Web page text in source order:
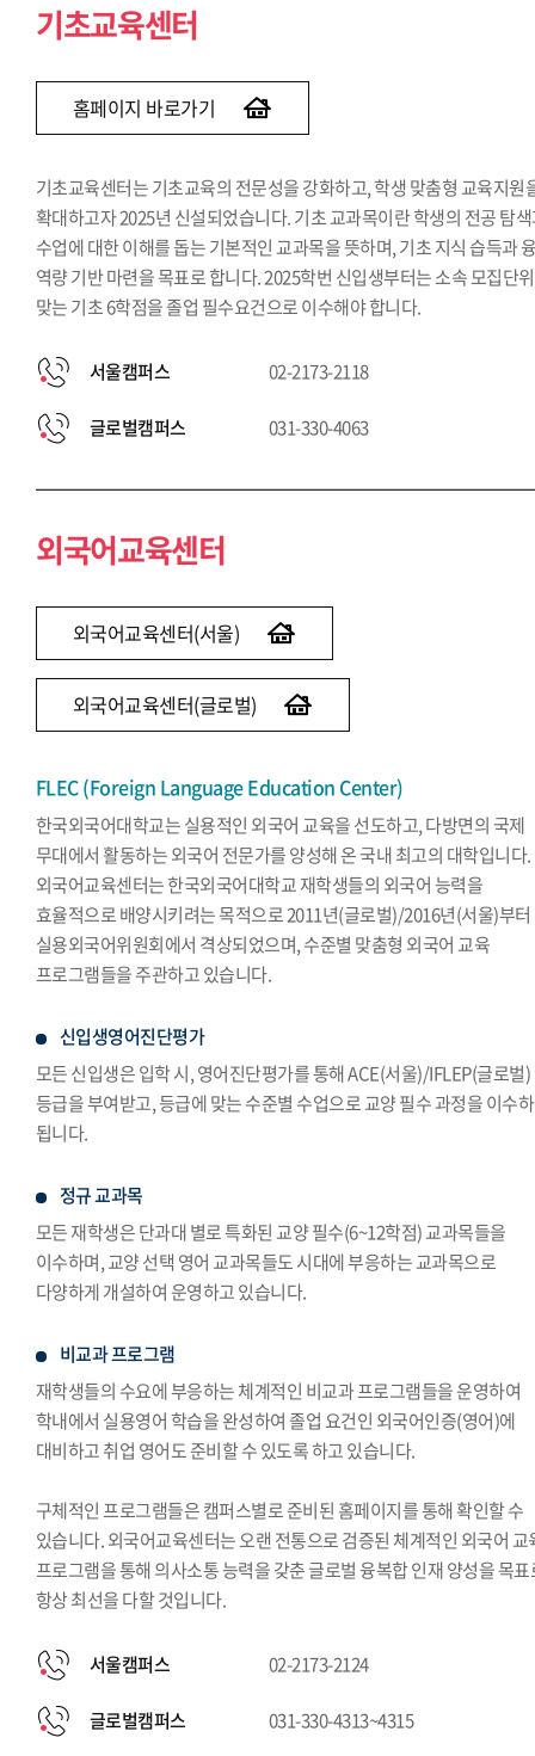
기초교육센터
홈페이지 바로가기
기초교육센터는 기초교육의 전문성을 강화하고, 학생 맞춤형 교육지원
확대하고자 2025년 신설되었습니다. 기초 교과목이란 학생의 전공 탐
수업에 대한 이해를 돕는 기본적인 교과목을 뜻하며, 기초 지식 습득과
역량 기반 마련을 목표로 합니다. 2025학번 신입생부터는 소속 모집단
맞는 기초 6학점을 졸업 필수요건으로 이수해야 합니다.
서울캠퍼스 02-2173-2118
글로벌캠퍼스 031-330-4063
외국어교육센터
외국어교육센터(서울)
외국어교육센터(글로벌)
FLEC (Foreign Language Education Center)
한국외국어대학교는 실용적인 외국어 교육을 선도하고, 다방면의 국제
무대에서 활동하는 외국어 전문가를 양성해 온 국내 최고의 대학입니다.
외국어교육센터는 한국외국어대학교 재학생들의 외국어 능력을
효율적으로 배양시키려는 목적으로 2011년(글로벌)/2016년(서울)부터
실용외국어위원회에서 격상되었으며, 수준별 맞춤형 외국어 교육
프로그램들을 주관하고 있습니다.
신입생영어진단평가
모든 신입생은 입학 시, 영어진단평가를 통해 ACE(서울)/IFLEP(글로벌)
등급을 부여받고, 등급에 맞는 수준별 수업으로 교양 필수 과정을 이수
됩니다.
정규 교과목
모든 재학생은 단과대 별로 특화된 교양 필수(6~12학점) 교과목들을
이수하며, 교양 선택 영어 교과목들도 시대에 부응하는 교과목으로
다양하게 개설하여 운영하고 있습니다.
비교과 프로그램
재학생들의 수요에 부응하는 체계적인 비교과 프로그램들을 운영하여
학내에서 실용영어 학습을 완성하여 졸업 요건인 외국어인증(영어)에
대비하고 취업 영어도 준비할 수 있도록 하고 있습니다.
구체적인 프로그램들은 캠퍼스별로 준비된 홈페이지를 통해 확인할 수
있습니다. 외국어교육센터는 오랜 전통으로 검증된 체계적인 외국어 교
프로그램을 통해 의사소통 능력을 갖춘 글로벌 융복합 인재 양성을 목
항상 최선을 다할 것입니다.
서울캠퍼스 02-2173-2124
글로벌캠퍼스 031-330-4313~4315